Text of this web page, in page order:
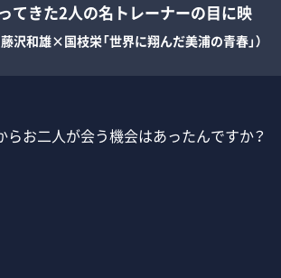
てきた2人の名トレーナーの目に映
沢和雄×国枝栄「世界に翔んだ美浦の青春」）
お二人が会う機会はあったんですか？